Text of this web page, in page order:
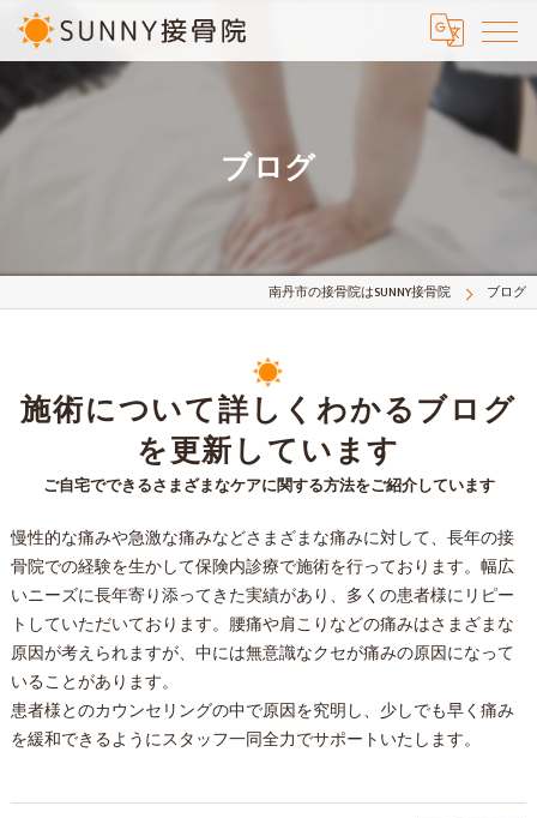
ブログ
南丹市の接骨院はSUNNY接骨院 ブログ
施術について詳しくわかるブログ
を更新しています
ご自宅でできるさまざまなケアに関する方法をご紹介しています
慢性的な痛みや急激な痛みなどさまざまな痛みに対して、長年の接
骨院での経験を生かして保険内診療で施術を行っております。幅広
いニーズに長年寄り添ってきた実績があり、多くの患者様にリピー
トしていただいております。腰痛や肩こりなどの痛みはさまざまな
原因が考えられますが、中には無意識なクセが痛みの原因になって
いることがあります。
患者様とのカウンセリングの中で原因を究明し、少しでも早く痛み
を緩和できるようにスタッフ一同全力でサポートいたします。